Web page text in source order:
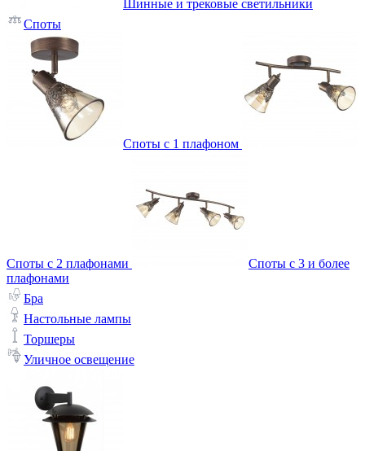
Шинные и трековые светильники
Споты
Споты с 1 плафоном
Споты с 2 плафонами
Споты с 3 и более
плафонами
Бра
Настольные лампы
Торшеры
Уличное освещение